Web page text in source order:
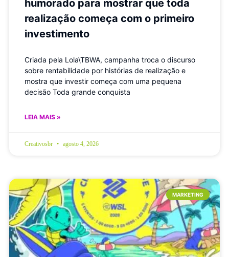
humorado para mostrar que toda
realização começa com o primeiro
investimento
Criada pela Lola\TBWA, campanha troca o discurso
sobre rentabilidade por histórias de realização e
mostra que investir começa com uma pequena
decisão Toda grande conquista
LEIA MAIS »
Creativosbr agosto 4, 2026
MARKETING